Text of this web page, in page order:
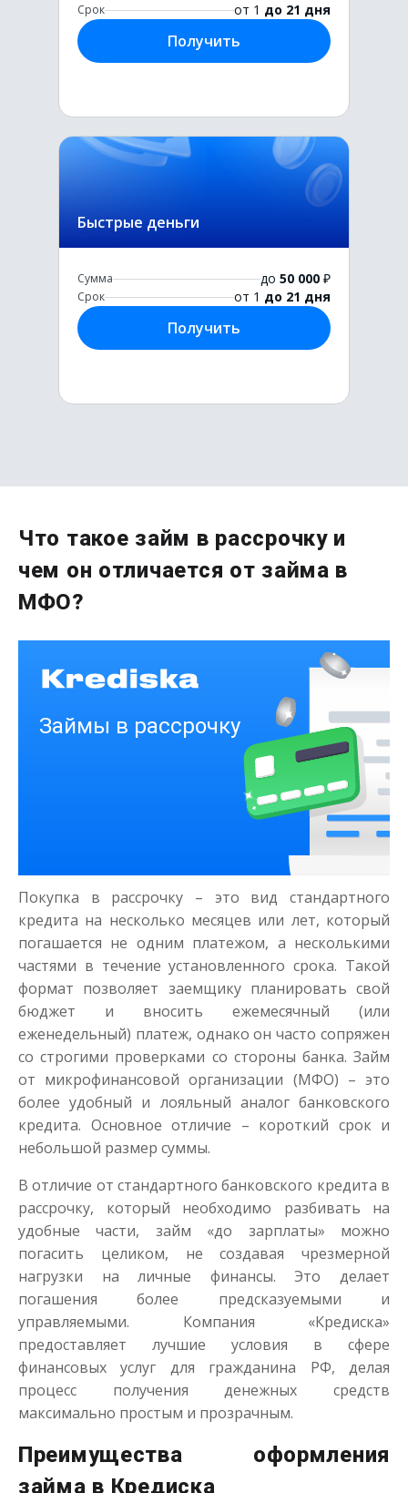
Срок от 1 до 21 дня
Получить
Быстрые деньги
Сумма до 50 000 ₽
Срок от 1 до 21 дня
Получить
Сумма до50 000₽
от 1 до 21 дня
50 000
до 21 дня
Получить
Моментальный займ
Сумма до
Срок
Получить
Одолжим до 30 дней
до 30 дня
Что такое займ в рассрочку и
чем он отличается от займа в
МФО?
Покупка в рассрочку – это вид стандартного
кредита на несколько месяцев или лет, который
погашается не одним платежом, а несколькими
частями в течение установленного срока. Такой
формат позволяет заемщику планировать свой
бюджет и вносить ежемесячный (или
еженедельный) платеж, однако он часто сопряжен
со строгими проверками со стороны банка. Займ
от микрофинансовой организации (МФО) – это
более удобный и лояльный аналог банковского
кредита. Основное отличие – короткий срок и
небольшой размер суммы.
В отличие от стандартного банковского кредита в
рассрочку, который необходимо разбивать на
удобные части, займ «до зарплаты» можно
погасить целиком, не создавая чрезмерной
нагрузки на личные финансы. Это делает
погашения более предсказуемыми и
управляемыми. Компания «Кредиска»
предоставляет лучшие условия в сфере
финансовых услуг для гражданина РФ, делая
процесс получения денежных средств
максимально простым и прозрачным.
Преимущества оформления
займа в Кредиска